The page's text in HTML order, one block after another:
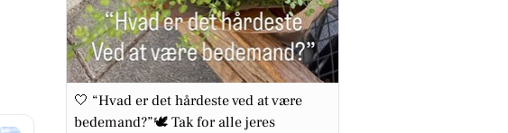
🤍 “Hvad er det hårdeste ved at være
bedemand?”🕊️ Tak for alle jeres